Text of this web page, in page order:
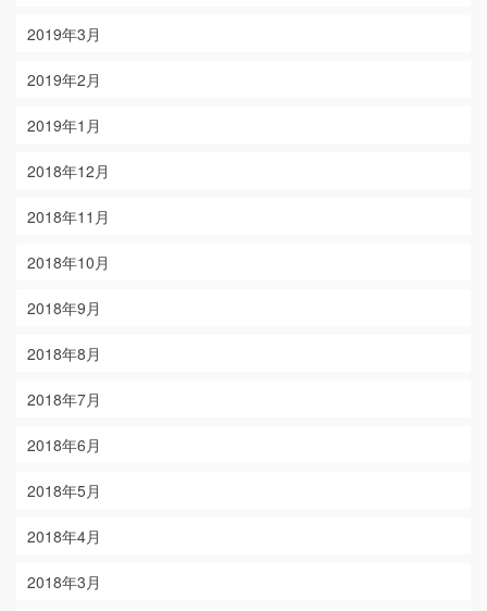
2019年3月
2019年2月
2019年1月
2018年12月
2018年11月
2018年10月
2018年9月
2018年8月
2018年7月
2018年6月
2018年5月
2018年4月
2018年3月